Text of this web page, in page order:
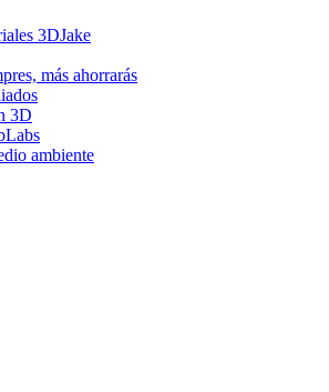
3DJake
más ahorrarás
3D
ambiente